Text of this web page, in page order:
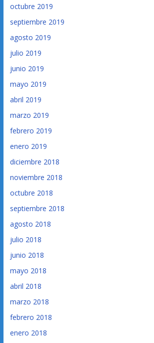
octubre 2019
septiembre 2019
agosto 2019
julio 2019
junio 2019
mayo 2019
abril 2019
marzo 2019
febrero 2019
enero 2019
diciembre 2018
noviembre 2018
octubre 2018
septiembre 2018
agosto 2018
julio 2018
junio 2018
mayo 2018
abril 2018
marzo 2018
febrero 2018
enero 2018